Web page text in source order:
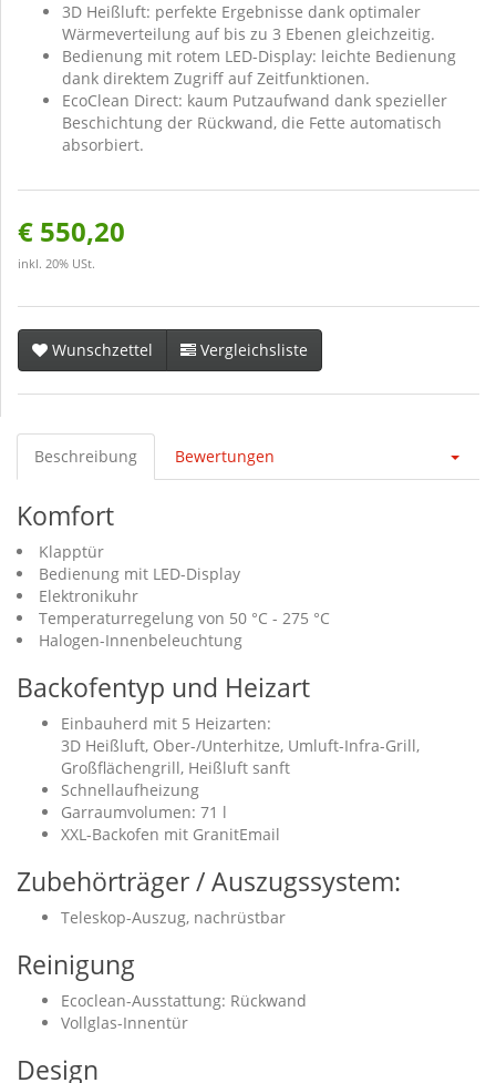
3D Heißluft: perfekte Ergebnisse dank optimaler
Wärmeverteilung auf bis zu 3 Ebenen gleichzeitig.
Bedienung mit rotem LED-Display: leichte Bedienung
dank direktem Zugriff auf Zeitfunktionen.
EcoClean Direct: kaum Putzaufwand dank spezieller
Beschichtung der Rückwand, die Fette automatisch
absorbiert.
€ 550,20
inkl. 20% USt.
Wunschzettel Vergleichsliste
Beschreibung Bewertungen
Komfort
Klapptür
Bedienung mit LED-Display
Elektronikuhr
Temperaturregelung von 50 °C - 275 °C
Halogen-Innenbeleuchtung
Backofentyp und Heizart
Einbauherd mit 5 Heizarten:
3D Heißluft, Ober-/Unterhitze, Umluft-Infra-Grill,
Großflächengrill, Heißluft sanft
Schnellaufheizung
Garraumvolumen: 71 l
XXL-Backofen mit GranitEmail
Zubehörträger / Auszugssystem:
Teleskop-Auszug, nachrüstbar
Reinigung
Ecoclean-Ausstattung: Rückwand
Vollglas-Innentür
Design